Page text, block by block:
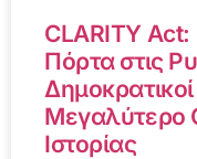
CLARITY Act:
Πόρτα στις
Μεγαλύτερο
Ιστορίας